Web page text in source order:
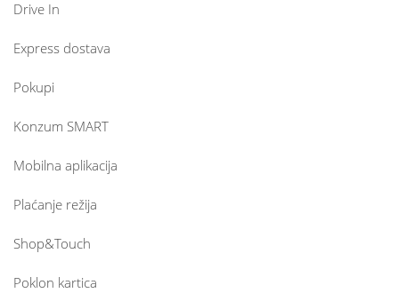
Drive In
Express dostava
Pokupi
Konzum SMART
Mobilna aplikacija
Plaćanje režija
Shop&Touch
Poklon kartica